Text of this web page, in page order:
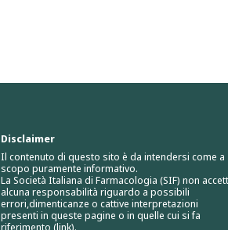
Disclaimer
Il contenuto di questo sito è da intendersi come a
scopo puramente informativo.
La Società Italiana di Farmacologia (SIF) non
alcuna responsabilità riguardo a possibili
errori,dimenticanze o cattive interpretazioni
presenti in queste pagine o in quelle cui si fa
riferimento (link).